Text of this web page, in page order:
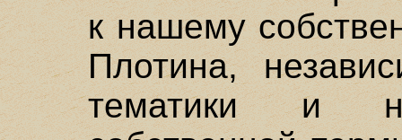
к нашему
Плотина,
тематики и